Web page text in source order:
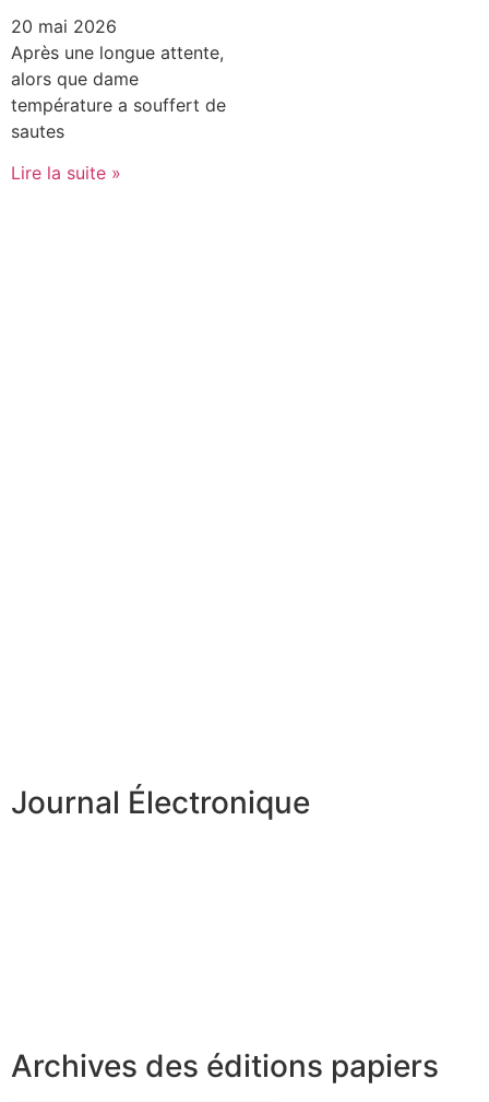
20 mai 2026
Après une longue attente,
alors que dame
température a souffert de
sautes
Lire la suite »
Journal Électronique
Archives des éditions papiers